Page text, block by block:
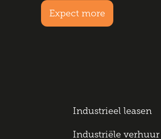
Expect more
Industrieel leasen
Industriële verhuur